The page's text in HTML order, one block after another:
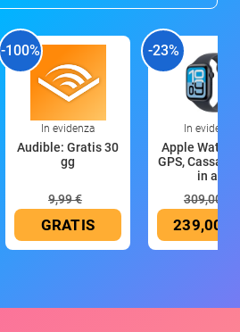
-100%
In evidenza
Audible: Gratis 30
gg
9,99 €
GRATIS
-23%
In evidenza
Apple Watch
GPS, Cassa
in all
309,00 €
239,00 €